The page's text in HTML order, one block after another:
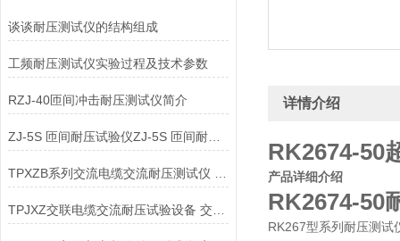
谈谈耐压测试仪的结构组成
工频耐压测试仪实验过程及技术参数
RZJ-40匝间冲击耐压测试仪简介
ZJ-5S 匝间耐压试验仪ZJ-5S 匝间耐压测试仪
TPJXZ交联电缆交流耐压试验设备 交流电缆交流耐压测试仪
详情介绍
RK2674-50
产品详细介绍
RK2674-50
RK267型系列耐压测试